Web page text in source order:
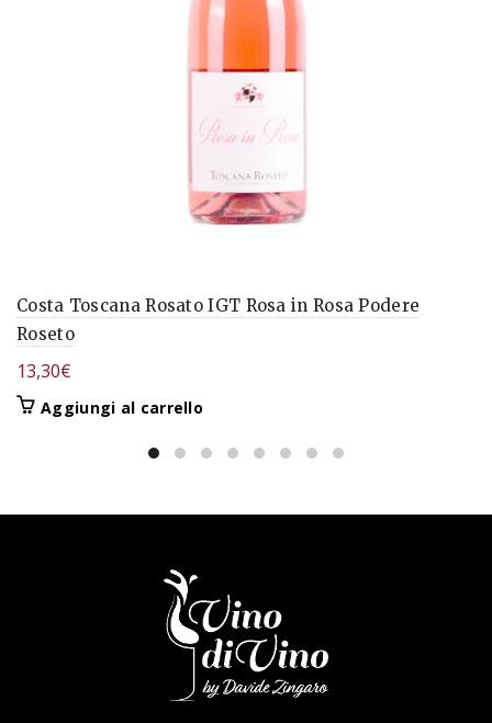
Costa Toscana Rosato IGT Rosa in Rosa Podere
Roseto
13,30€
Aggiungi al carrello